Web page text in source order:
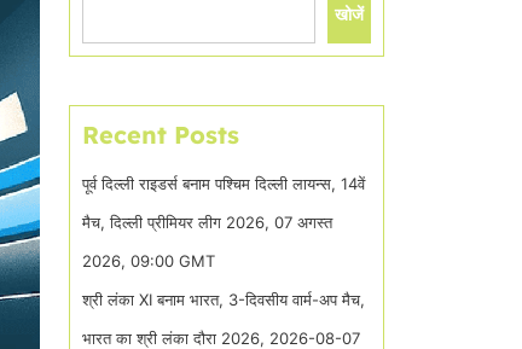
खोजें
Recent Posts
पूर्व दिल्ली राइडर्स बनाम पश्चिम दिल्ली लायन्स, 14वें
मैच, दिल्ली प्रीमियर लीग 2026, 07 अगस्त
2026, 09:00 GMT
श्री लंका XI बनाम भारत, 3-दिवसीय वार्म-अप मैच,
भारत का श्री लंका दौरा 2026, 2026-08-07